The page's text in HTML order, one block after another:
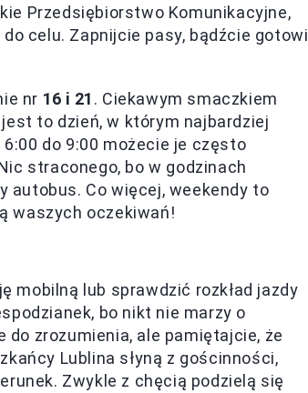
Przedsiębiorstwo Komunikacyjne,
celu. Zapnijcie pasy, bądźcie gotowi
nr 16 i 21 . Ciekawym smaczkiem
to dzień, w którym najbardziej
do 9:00 możecie je często
straconego, bo w godzinach
autobus. Co więcej, weekendy to
waszych oczekiwań!
mobilną lub sprawdzić rozkład jazdy
bo nikt nie marzy o
do zrozumienia, ale pamiętajcie, że
Lublina słyną z gościnności,
Zwykle z chęcią podzielą się